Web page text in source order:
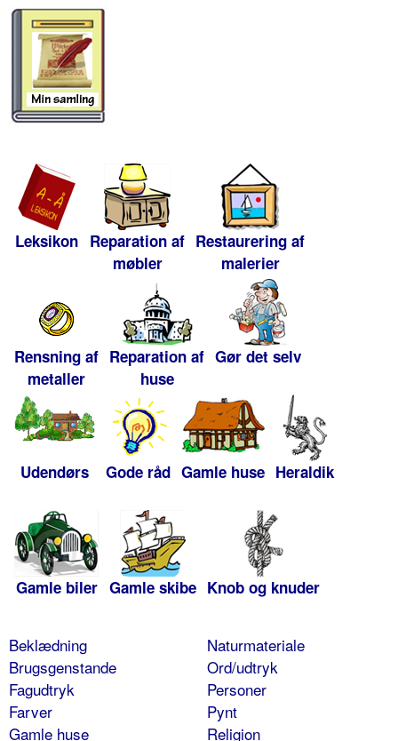
Leksikon Reparation af
møbler
Restaurering af
malerier
Rensning af
metaller
Reparation af
huse
Gør det selv
Udendørs Gode råd Gamle huse Heraldik
Gamle biler Gamle skibe Knob og knuder
Beklædning
Brugsgenstande
Fagudtryk
Farver
Gamle huse
Naturmateriale
Ord/udtryk
Personer
Pynt
Religion